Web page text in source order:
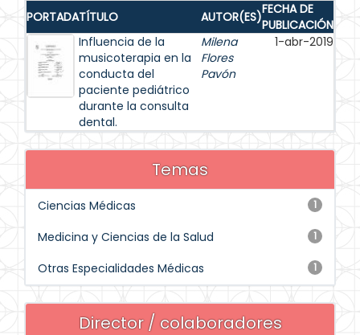
PORTADATÍTULO AUTOR(ES)FECHA DE
PUBLICACIÓN
Influencia de la
musicoterapia en la
conducta del
paciente pediátrico
durante la consulta
dental.
Milena
Flores
Pavón
1-abr-2019
Temas
1
Ciencias Médicas
1
Medicina y Ciencias de la Salud
1
Otras Especialidades Médicas
Director / colaboradores